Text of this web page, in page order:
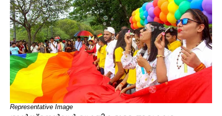
Representative Image